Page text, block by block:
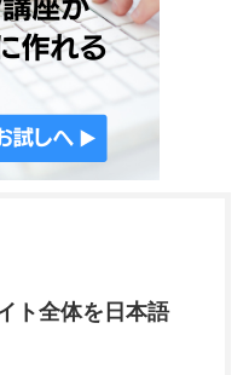
ト全体を日本語